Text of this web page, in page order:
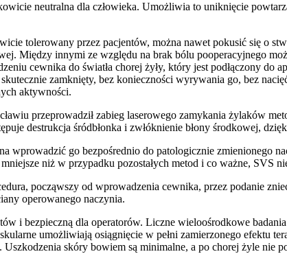
neutralna dla człowieka. Umożliwia to uniknięcie
tolerowany przez pacjentów, można nawet pokusić się o
Między innymi ze względu na brak bólu pooperacyjnego
cewnika do światła chorej żyły, który jest podłączony do
zamknięty, bez konieczności wyrywania go, bez
aktywności.
przeprowadził zabieg laserowego zamykania żylaków
destrukcja śródbłonka i zwłóknienie błony środkowej,
wprowadzić go bezpośrednio do patologicznie zmienionego
niż w przypadku pozostałych metod i co ważne, SVS
począwszy od wprowadzenia cewnika, przez podanie
operowanego naczynia.
i bezpieczną dla operatorów. Liczne wieloośrodkowe
umożliwiają osiągnięcie w pełni zamierzonego efektu
skóry bowiem są minimalne, a po chorej żyle nie